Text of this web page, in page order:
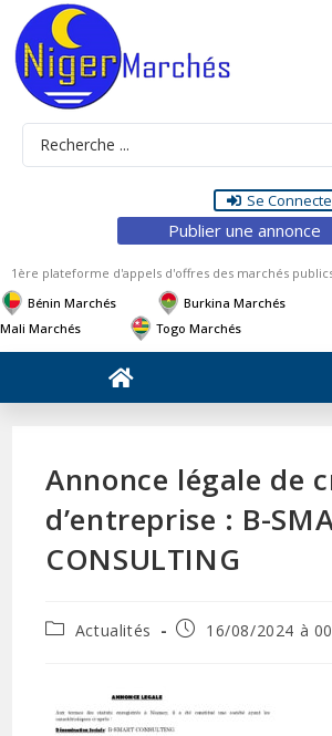
Se
Publier une annonce
1ère plateforme d'appels d'offres des marchés
Bénin Marchés
Burkina Marchés
Mali Marchés
Togo Marchés
Annonce légale de
d’entreprise : B-
CONSULTING
Actualités 16/08/2024 à